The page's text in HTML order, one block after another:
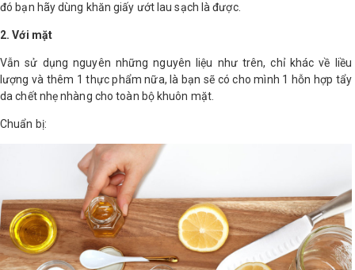
đó bạn hãy dùng khăn giấy ướt lau sạch là được.
2. Với mặt
Vẫn sử dụng nguyên những nguyên liệu như trên, chỉ khác về liều
lượng và thêm 1 thực phẩm nữa, là bạn sẽ có cho mình 1 hỗn hợp tẩy
da chết nhẹ nhàng cho toàn bộ khuôn mặt.
Chuẩn bị: